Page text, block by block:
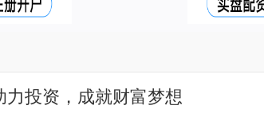
投资，成就财富梦想